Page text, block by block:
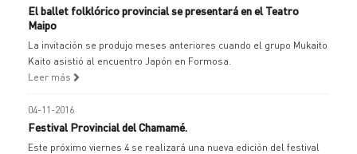
El ballet folklórico provincial se presentará en el Teatro
Maipo
La invitación se produjo meses anteriores cuando el grupo Mukaito
Kaito asistió al encuentro Japón en Formosa.
Leer más
04-11-2016
Festival Provincial del Chamamé.
Este próximo viernes 4 se realizará una nueva edición del festival